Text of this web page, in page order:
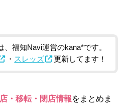
、福知Navi運営のkana*です。
・ スレッズ 更新してます！
・移転・閉店情報をまとめま